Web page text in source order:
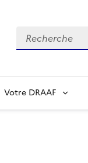
Recherche
Votre DRAAF